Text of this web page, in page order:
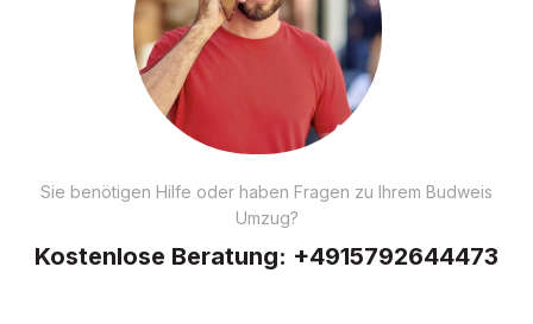
Sie benötigen Hilfe oder haben Fragen zu Ihrem Budweis
Umzug?
Kostenlose Beratung: +4915792644473